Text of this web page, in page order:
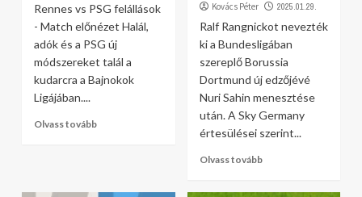
Rennes vs PSG felállások
- Match előnézet Halál,
adók és a PSG új
módszereket talál a
kudarcra a Bajnokok
Ligájában....
Olvass tovább
Kovács Péter 2025.01.29.
Ralf Rangnickot nevezték
ki a Bundesligában
szereplő Borussia
Dortmund új edzőjévé
Nuri Sahin menesztése
után. A Sky Germany
értesülései szerint...
Olvass tovább